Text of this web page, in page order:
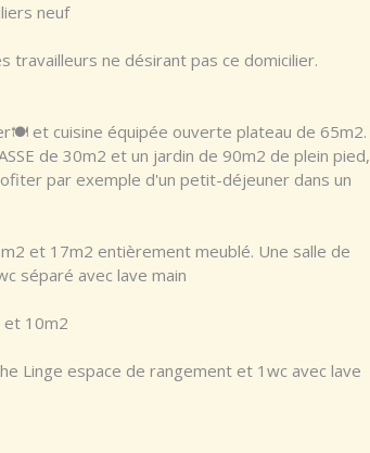
neuf
travailleurs ne désirant pas ce domicilier.
et cuisine équipée ouverte plateau de 65m2.
de 30m2 et un jardin de 90m2 de plein pied,
par exemple d'un petit-déjeuner dans un
et 17m2 entièrement meublé. Une salle de
séparé avec lave main
et 10m2
Linge espace de rangement et 1wc avec lave